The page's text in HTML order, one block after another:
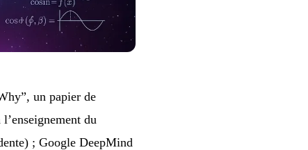
un papier de
du
; Google DeepMind